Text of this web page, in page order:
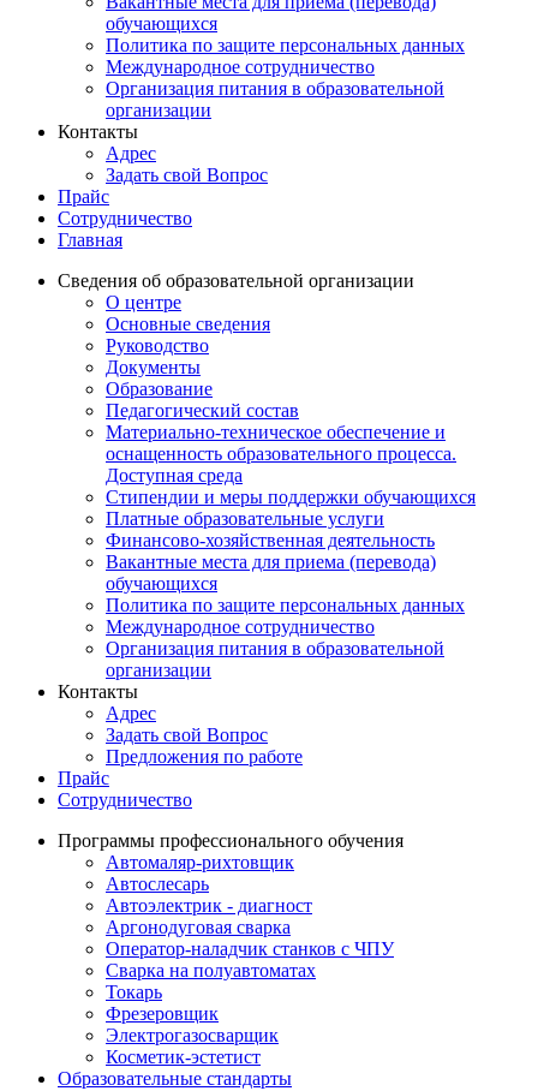
обучающихся
Политика по защите персональных данных
Международное сотрудничество
Организация питания в образовательной
организации
Контакты
Адрес
Задать свой Вопрос
Прайс
Сотрудничество
Главная
Сведения об образовательной организации
О центре
Основные сведения
Руководство
Документы
Образование
Педагогический состав
Материально-техническое обеспечение и
оснащенность образовательного процесса.
Доступная среда
Стипендии и меры поддержки обучающихся
Платные образовательные услуги
Финансово-хозяйственная деятельность
Вакантные места для приема (перевода)
обучающихся
Политика по защите персональных данных
Международное сотрудничество
Организация питания в образовательной
организации
Контакты
Адрес
Задать свой Вопрос
Предложения по работе
Прайс
Сотрудничество
Программы профессионального обучения
Автомаляр-рихтовщик
Автослесарь
Автоэлектрик - диагност
Аргонодуговая сварка
Оператор-наладчик станков с ЧПУ
Сварка на полуавтоматах
Токарь
Фрезеровщик
Электрогазосварщик
Косметик-эстетист
Образовательные стандарты